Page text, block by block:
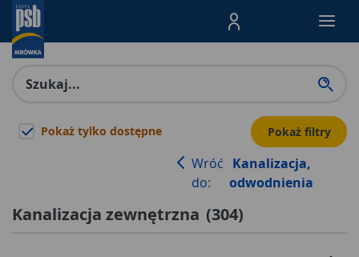
Menu Produktów,
Pokaż tylko dostępne Pokaż filtry
Wróć
do:
Kanalizacja,
odwodnienia
Kanalizacja zewnętrzna (304)